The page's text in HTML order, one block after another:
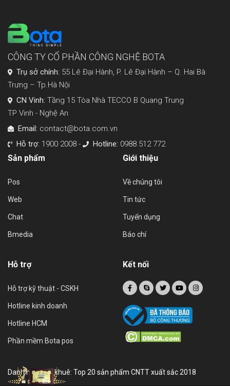
CÔNG TY CỔ PHẦN CÔNG NGHỆ BOTA
Trụ sở chính: 55 Lê Đại Hành, P. Lê Đại Hành – Q. Hai Bà
Trưng – Tp.Hà Nội
CN Vinh: Tầng 15 Tòa Nhà TECCO B Quang Trung
TP Vinh - Nghệ An
Email: contact@bota.com.vn
Hỗ trợ: 1900 2008 - Hotline: 0988 512 772
Sản phẩm
Pos
Web
Chat
Bmedia
Giới thiệu
Về chúng tôi
Tin tức
Tuyển dụng
Báo chí
Hỗ trợ
Hỗ trợ kỹ thuật - CSKH
Hotline kinh doanh
Hotline HCM
Phần mềm Bota pos
Kết nối
Danh hiệu sao khuê: Top 20 sản phẩm CNTT xuất sắc 2018